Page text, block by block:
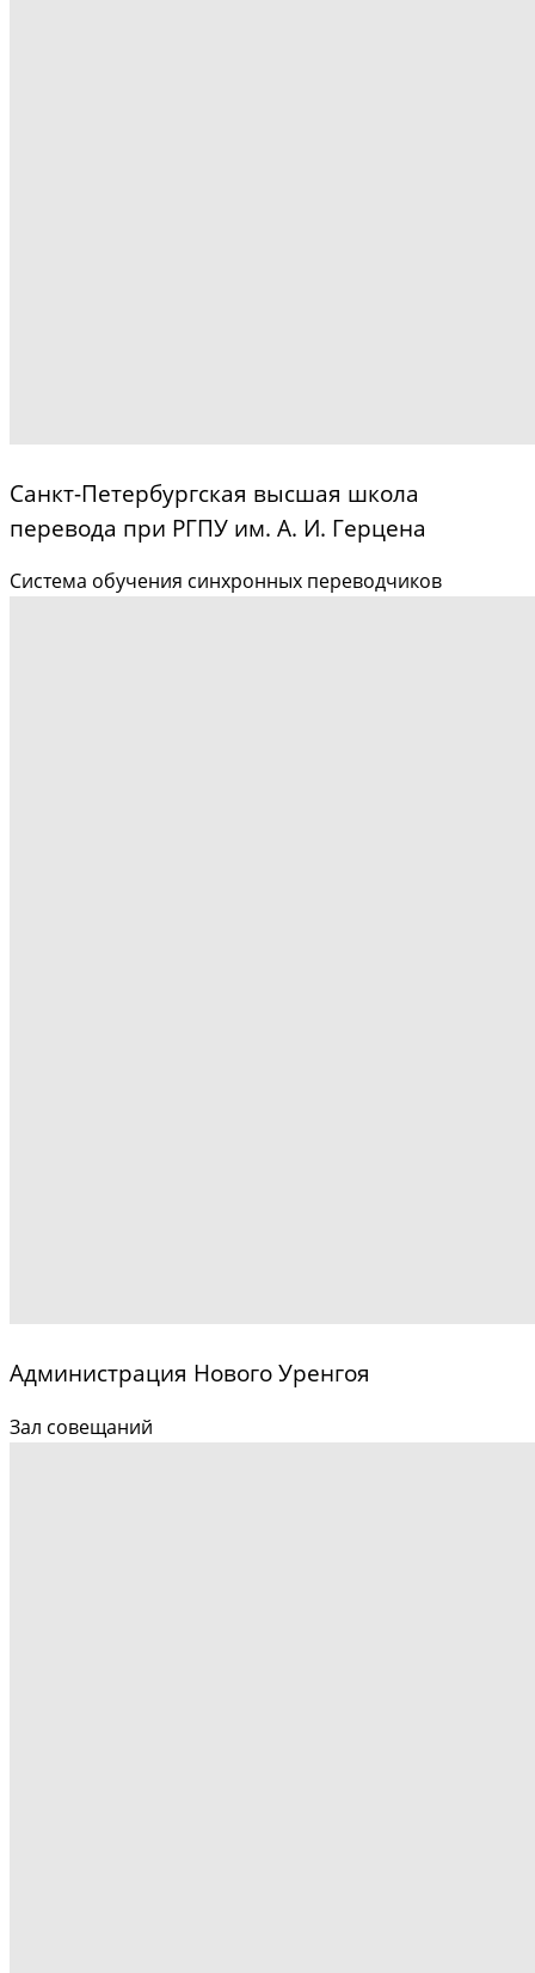
Санкт-Петербургская высшая школа
перевода при РГПУ им. А. И. Герцена
Система обучения синхронных переводчиков
Администрация Нового Уренгоя
Зал совещаний